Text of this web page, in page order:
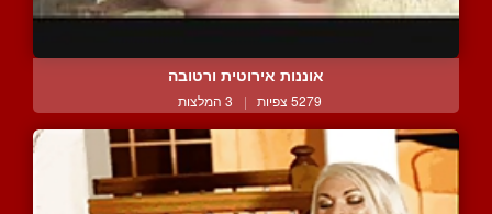
אוננות אירוטית ורטובה
5279 צפיות | 3 המלצות